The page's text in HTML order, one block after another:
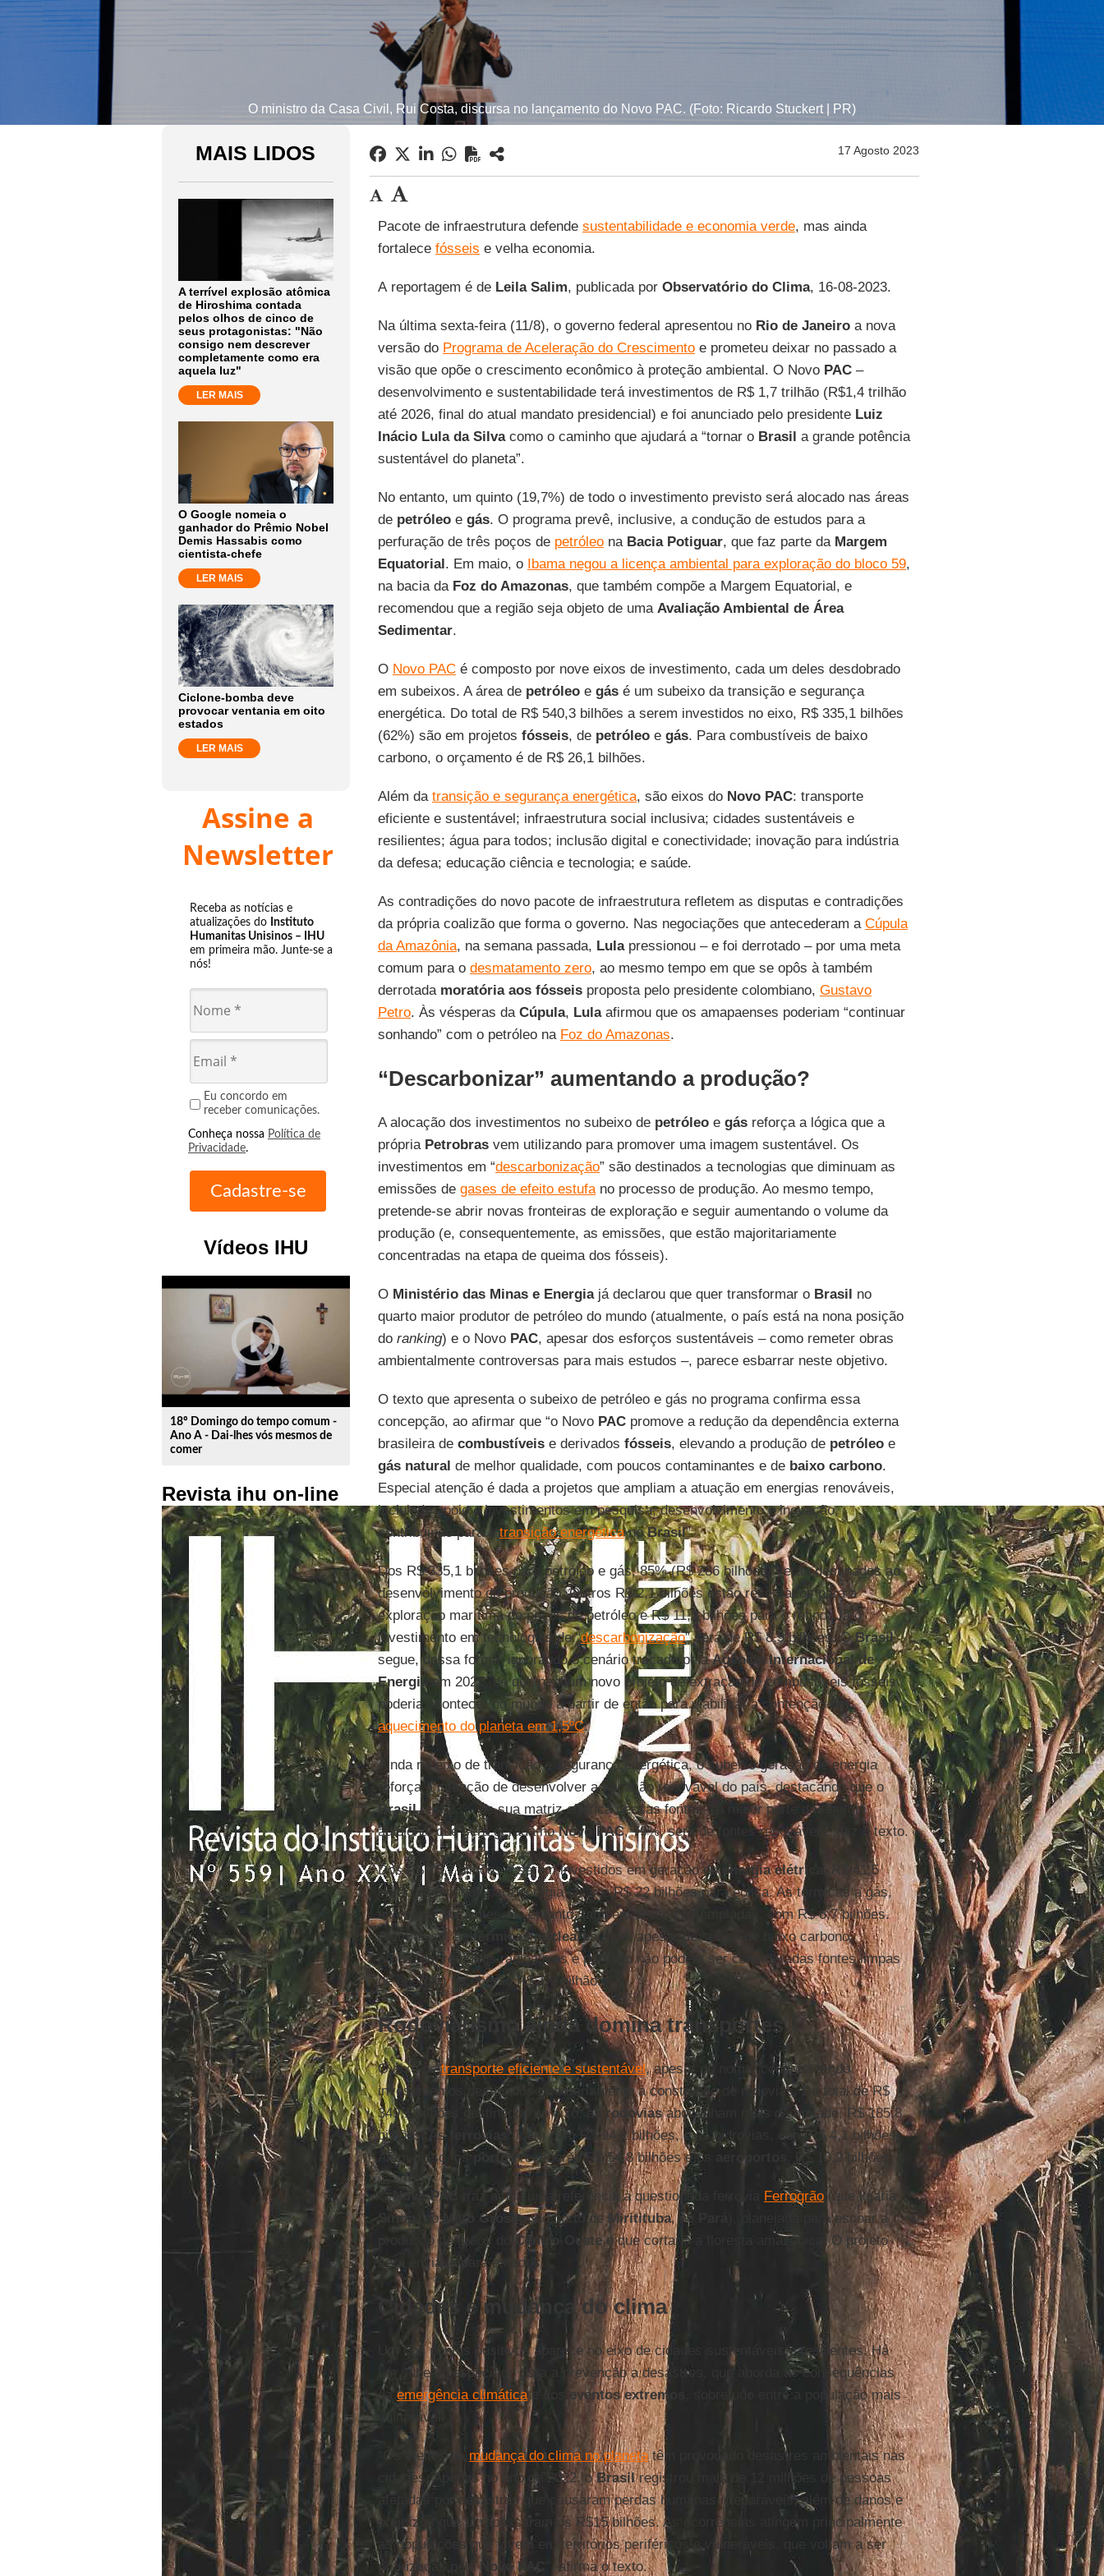
O ministro da Casa Civil, Rui Costa, discursa no lançamento do Novo PAC. (Foto: Ricardo Stuckert | PR)
MAIS LIDOS
A terrível explosão atômica
de Hiroshima contada
pelos olhos de cinco de
seus protagonistas: "Não
consigo nem descrever
completamente como era
aquela luz"
LER MAIS
O Google nomeia o
ganhador do Prêmio Nobel
Demis Hassabis como
cientista-chefe
LER MAIS
Ciclone-bomba deve
provocar ventania em oito
estados
LER MAIS
Assine a
Newsletter
Receba as notícias e
atualizações do Instituto
Humanitas Unisinos – IHU
em primeira mão. Junte-se a
nós!
Eu concordo em
receber comunicações.
Conheça nossa Política de
Privacidade.
Vídeos IHU
play_circle_outline
18º Domingo do tempo comum -
Ano A - Dai-lhes vós mesmos de
comer
Revista ihu on-line
17 Agosto 2023
Pacote de infraestrutura defende sustentabilidade e economia verde, mas ainda
fortalece fósseis e velha economia.
A reportagem é de Leila Salim, publicada por Observatório do Clima, 16-08-2023.
Na última sexta-feira (11/8), o governo federal apresentou no Rio de Janeiroa nova
versão do Programa de Aceleração do Crescimentoe prometeu deixar no passado a
visão que opõe o crescimento econômico à proteção ambiental. O Novo PAC–
desenvolvimento e sustentabilidade terá investimentos de R$ 1,7 trilhão (R$1,4 trilhão
até 2026, final do atual mandato presidencial) e foi anunciado pelo presidente Luiz
Inácio Lula da Silvacomo o caminho que ajudará a “tornar o Brasil a grande potência
sustentável do planeta”.
No entanto, um quinto (19,7%) de todo o investimento previsto será alocado nas áreas
de petróleoe gás. O programa prevê, inclusive, a condução de estudos para a
perfuração de três poços de petróleona Bacia Potiguar, que faz parte da Margem
Equatorial. Em maio, o Ibama negou a licença ambiental para exploração do bloco 59,
na bacia da Foz do Amazonas, que também compõe a Margem Equatorial, e
recomendou que a região seja objeto de uma Avaliação Ambiental de Área
Sedimentar.
O Novo PACé composto por nove eixos de investimento, cada um deles desdobrado
em subeixos. A área de petróleoe gásé um subeixo da transição e segurança
energética. Do total de R$ 540,3 bilhões a serem investidos no eixo, R$ 335,1 bilhões
(62%) são em projetos fósseis, de petróleoe gás. Para combustíveis de baixo
carbono, o orçamento é de R$ 26,1 bilhões.
Além da transição e segurança energética, são eixos do Novo PAC: transporte
eficiente e sustentável; infraestrutura social inclusiva; cidades sustentáveis e
resilientes; água para todos; inclusão digital e conectividade; inovação para indústria
da defesa; educação ciência e tecnologia; e saúde.
As contradições do novo pacote de infraestrutura refletem as disputas e contradições
da própria coalizão que forma o governo. Nas negociações que antecederam a Cúpula
da Amazônia, na semana passada, Lulapressionou – e foi derrotado – por uma meta
comum para o desmatamento zero, ao mesmo tempo em que se opôs à também
derrotada moratória aos fósseisproposta pelo presidente colombiano, Gustavo
Petro. Às vésperas da Cúpula, Lulaafirmou que os amapaenses poderiam “continuar
sonhando” com o petróleo na Foz do Amazonas.
“Descarbonizar” aumentando a produção?
A alocação dos investimentos no subeixo de petróleoe gásreforça a lógica que a
própria Petrobrasvem utilizando para promover uma imagem sustentável. Os
investimentos em “descarbonização” são destinados a tecnologias que diminuam as
emissões de gases de efeito estufano processo de produção. Ao mesmo tempo,
pretende-se abrir novas fronteiras de exploração e seguir aumentando o volume da
produção (e, consequentemente, as emissões, que estão majoritariamente
concentradas na etapa de queima dos fósseis).
O Ministério das Minas e Energiajá declarou que quer transformar o Brasil no
quarto maior produtor de petróleo do mundo (atualmente, o país está na nona posição
do ranking) e o Novo PAC, apesar dos esforços sustentáveis – como remeter obras
ambientalmente controversas para mais estudos –, parece esbarrar neste objetivo.
O texto que apresenta o subeixo de petróleo e gás no programa confirma essa
concepção, ao afirmar que “o Novo PACpromove a redução da dependência externa
brasileira de combustíveise derivados fósseis, elevando a produção de petróleoe
gás natural de melhor qualidade, com poucos contaminantes e de baixo carbono.
Especial atenção é dada a projetos que ampliam a atuação em energias renováveis,
incluindo apoio e investimentos em pesquisa, desenvolvimento e inovação,
contribuindo para atransição energéticanoBrasil”.
Dos R$ 335,1 bilhões para petróleo e gás, 85% (R$ 286 bilhões) serão destinados ao
desenvolvimento da produção. Outros R$ 2,1 bilhões estão reservados para a
exploração marítima de poços de petróleo e R$ 11,3 bilhões para o refino. Já o
investimento em tecnologias de “descarbonização” será de R$ 8,9 bilhões. OBrasil
segue, dessa forma, ignorando o cenário traçado pelaAgência Internacional de
Energiaem 2021, de que nenhum novo projeto de extração de combustíveis fósseis
poderia acontecer no mundo a partir de então para viabilizar a contenção do
aquecimento do planeta em 1,5ºC.
Ainda no eixo de transição e segurança energética, o subeixo geração de energia
reforça a intenção de desenvolver a vocação renovável do país, destacando que o
Brasiltem 83% de sua matriz elétrica nessas fontes. “A maior parte da energia
adicional que será gerada noNovo PAC, 79%, será de fontes renováveis”, diz o texto.
Dos R$ 75,7 bilhões a serem investidos em geração de energia elétrica
, R$ 41,5
serão destinados para energia solar e R$ 22 bilhões para eólica. As térmicas a gás,
altamente poluentes, no entanto, também serão contempladas, com R$ 6,7 bilhões.
Além disso, astérmicas nucleares(que, apesar de serem de baixo carbono,
produzem resíduos radioativos e por isso não podem ser consideradas fontes limpas
de energia) receberão R$ 1,9 bilhão.
Rodoviarismo ainda domina transportes
O eixo detransporte eficiente e sustentável, apesar do nome, continua tendo
investimentos destinados prioritariamente à construção de rodovias. Do total de R$
349,1 bilhões destinados ao eixo, as
rodoviasabocanham mais da metade, R$ 185,8
bilhões. As
ferroviasficam com R$ 94,2 bilhões, e as hidrovias, com R$ 4,1 bilhões.
Além disso, os
portos receberão R$ 54,8 bilhões e os aeroportos , R$ 10,2 bilhões.
ONovo PAC traz ainda uma referência à questionada ferrovia Ferrogrão(que ligaria
Sinop
, noMato Grosso, ao porto de Miritituba, no
), planejada para escoar a
produção de grãos do Centro Oestee que cortaria a floresta amazônica. O projeto
será enviado para estudos.
Cidades e mudança do clima
Um dos pontos positivos aparece no eixo de cidades sustentáveis e resilientes. Há
um subeixo específico para a prevenção a desastres, que aborda as consequências
da emergência climáticae dos eventos extremos
, sobretudo entre a população mais
vulnerável.
“Os efeitos da mudança do clima no planetatêm provocado desastres ambientais nas
cidades. Apenas no ano de 2022, oBrasilregistrou mais de 12 milhões de pessoas
afetadas por desastres que causaram perdas humanas irreparáveis, além de danos e
prejuízos que ultrapassaram os R$15 bilhões. As ocorrências atingem principalmente
as populações que vivem em territórios periféricos e vulneráveis, que voltam a ser
priorizadas peloNovo PAC ”, afirma o texto.